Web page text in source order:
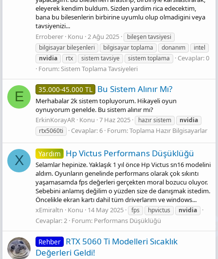
eleyerek kendim buldum. Sizden yardim rica edecektim,
bana bu bilesenlerin birbirine uyumlu olup olmadigini veya
tavsiyenizi...
Erroberer Konu 2 Ağu 2025
bileşen tavsiyesi
bilgisayar bileşenleri
bilgisayar toplama donanım
intel
nvidia
rtx sistem tavsiye sistem toplama
Cevaplar: 0
Forum: Sistem Toplama Tavsiyeleri
E 35.000-45.000 TL Bu Sistem Alınır Mı?
Merhabalar 2k sistem topluyorum. Hikayeli oyun
oynuyorum genelde. Bu sistem alınır mı?
ErkinKorayAR Konu 7 Haz 2025 hazır sistem
nvidia
rtx5060ti
Cevaplar: 6 Forum:Toplama Hazır Bilgisayarlar
X Yardım Hp Vi̇ctus Performans Düşüklüğü
Selamlar hepinize. Yaklaşık 1 yıl önce Hp Victus sn16 modelini
aldım. Oyunların genelinde performans olarak çok sıkıntı
yaşamasamda fps değerleri gerçekten moral bozucu oluyor.
Sebebini anlamış değilim o yüzden size de danışmak istedim.
Öncelikle ekran kartı dahil tüm driverlarım ve windows...
xEmiraltn
Konu 14 May 2025 fps hpvictus nvidia
Cevaplar: 2 Forum: Performans Düşüklüğü
Rehber RTX 5060 Ti Modelleri Sıcaklık
Değerleri Geldi!